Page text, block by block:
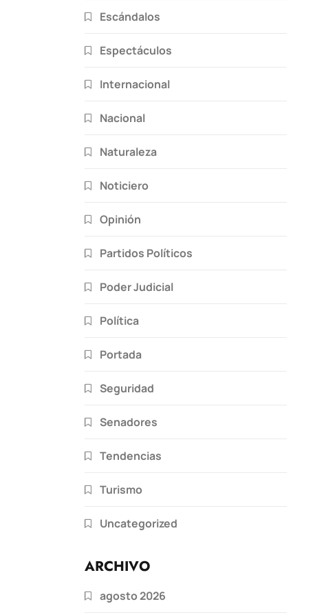
Escándalos
Espectáculos
Internacional
Nacional
Naturaleza
Noticiero
Opinión
Partidos Políticos
Poder Judicial
Política
Portada
Seguridad
Senadores
Tendencias
Turismo
Uncategorized
ARCHIVO
agosto 2026